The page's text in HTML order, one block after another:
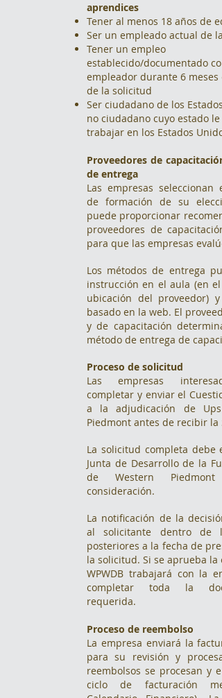
aprendices
Tener al menos 18 años de
Ser un empleado actual de la
Tener un empleo
establecido/documentado
empleador durante 6 meses
de la solicitud
Ser ciudadano de los Estados
no ciudadano cuyo estado le
trabajar en los Estados Unidos
Proveedores de
de entrega
Las empresas seleccionan
de formación de su
puede proporcionar
proveedores de
para que las empresas
Los métodos de entrega
instrucción en el aula (en el
ubicación del proveedor) y
basado en la web. El
y de capacitación
método de entrega de
Proceso de solicitud
Las empresas
completar y enviar el
a la adjudicación de
Piedmont antes de recibir la
La solicitud completa debe
Junta de Desarrollo de la
de Western
consideración.
La notificación de la
al solicitante dentro de
posteriores a la fecha de
la solicitud. Si se aprueba la
WPWDB trabajará con la
completar toda la
requerida.
Proceso de reembolso
La empresa enviará la
para su revisión y
reembolsos se procesan y
ciclo de facturación